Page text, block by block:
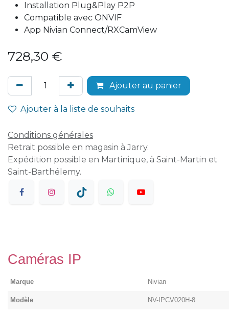
Installation Plug&Play P2P
Compatible avec ONVIF
App Nivian Connect/RXCamView
728,30 €
Ajouter au panier
Ajouter à la liste de souhaits
Conditions générales
Retrait possible en magasin à Jarry.
Expédition possible en Martinique, à Saint-Martin et
Saint-Barthélemy.
Caméras IP
Marque Nivian
Modèle NV-IPCV020H-8